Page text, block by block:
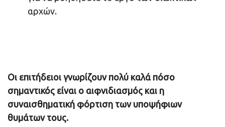
αρχών.
Οι επιτήδειοι γνωρίζουν πολύ καλά πόσο
σημαντικός είναι ο αιφνιδιασμός και η
συναισθηματική φόρτιση των υποψήφιων
θυμάτων τους.